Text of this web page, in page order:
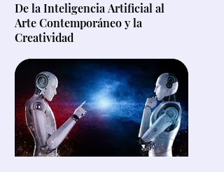
De la Inteligencia Artificial al
Arte Contemporáneo y la
Creatividad